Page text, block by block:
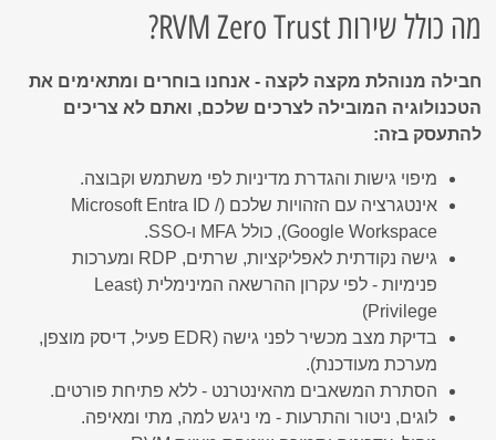
מה כולל שירות RVM Zero Trust?
חבילה מנוהלת מקצה לקצה - אנחנו בוחרים ומתאימים את
הטכנולוגיה המובילה לצרכים שלכם, ואתם לא צריכים
להתעסק בזה:
מיפוי גישות והגדרת מדיניות לפי משתמש וקבוצה.
אינטגרציה עם הזהויות שלכם (Microsoft Entra ID /
Google Workspace), כולל MFA ו-SSO.
גישה נקודתית לאפליקציות, שרתים, RDP ומערכות
פנימיות - לפי עקרון ההרשאה המינימלית (Least
Privilege)
בדיקת מצב מכשיר לפני גישה (EDR פעיל, דיסק מוצפן,
מערכת מעודכנת).
הסתרת המשאבים מהאינטרנט - ללא פתיחת פורטים.
לוגים, ניטור והתרעות - מי ניגש למה, מתי ומאיפה.